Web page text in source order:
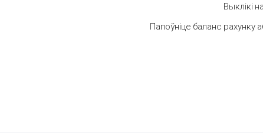
Выклікі
Папоўніце баланс рахунку